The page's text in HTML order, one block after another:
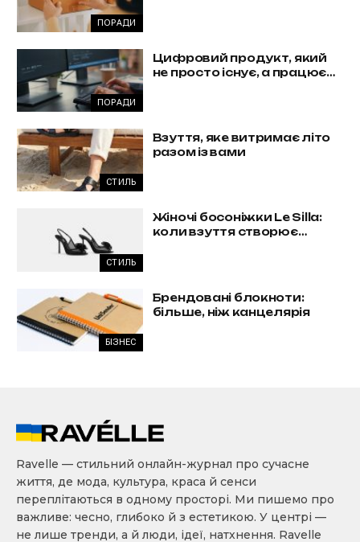
ПОРАДИ
ПОРАДИ
Цифровий продукт, який
не просто існує, а працює
СТИЛЬ
Взуття, яке витримає літо
разом із вами
СТИЛЬ
Жіночі босоніжки Le Silla:
коли взуття створює
БІЗНЕС
Брендовані блокноти:
більше, ніж канцелярія
Ravelle — стильний онлайн-журнал про сучасне
життя, де мода, культура, краса й сенси
переплітаються в одному просторі. Ми пишемо про
важливе: чесно, глибоко й з естетикою. У центрі —
не лише тренди, а й люди, ідеї, натхнення. Ravelle